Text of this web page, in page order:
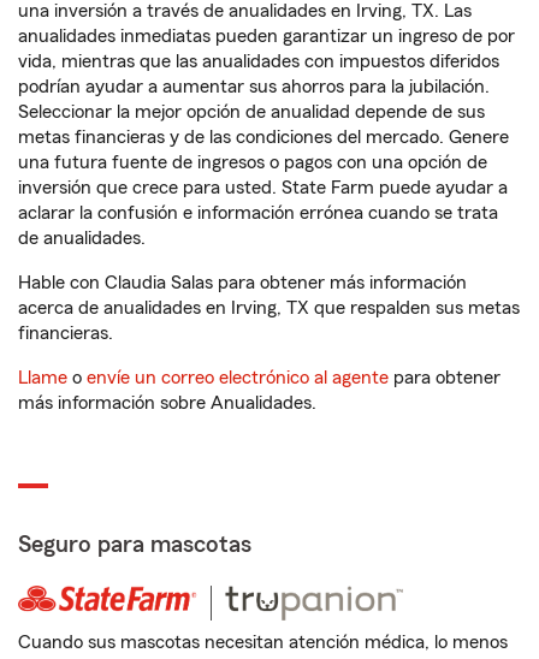
una inversión a través de anualidades en Irving, TX. Las
anualidades inmediatas pueden garantizar un ingreso de por
vida, mientras que las anualidades con impuestos diferidos
podrían ayudar a aumentar sus ahorros para la jubilación.
Seleccionar la mejor opción de anualidad depende de sus
metas financieras y de las condiciones del mercado. Genere
una futura fuente de ingresos o pagos con una opción de
inversión que crece para usted. State Farm puede ayudar a
aclarar la confusión e información errónea cuando se trata
de anualidades.
Hable con Claudia Salas para obtener más información
acerca de anualidades en Irving, TX que respalden sus metas
financieras.
Llame o envíe un correo electrónico al agente para obtener
más información sobre Anualidades.
Seguro para mascotas
Cuando sus mascotas necesitan atención médica, lo menos